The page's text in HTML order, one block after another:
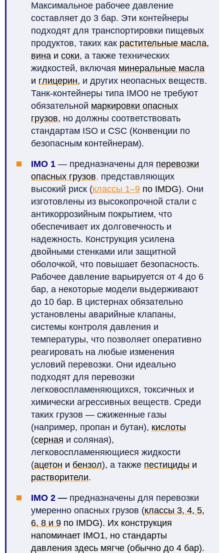
Максимальное рабочее давление
составляет до 3 бар. Эти контейнеры
подходят для транспортировки пищевых
продуктов, таких как растительные масла,
вина и соки, а также технических
жидкостей, включая минеральные масла
и глицерин, и других неопасных веществ.
Танк-контейнеры типа IMO0 не требуют
обязательной маркировки опасных
грузов, но должны соответствовать
стандартам ISO и CSC (Конвенции по
безопасным контейнерам).
IMO 1 — предназначены для перевозки
опасных грузов, представляющих
высокий риск (классы 1–9 по IMDG). Они
изготовлены из высокопрочной стали с
антикоррозийным покрытием, что
обеспечивает их долговечность и
надежность. Конструкция усилена
двойными стенками или защитной
оболочкой, что повышает безопасность.
Рабочее давление варьируется от 4 до 6
бар, а некоторые модели выдерживают
до 10 бар. В цистернах обязательно
установлены аварийные клапаны,
системы контроля давления и
температуры, что позволяет оперативно
реагировать на любые изменения
условий перевозки. Они идеально
подходят для перевозки
легковоспламеняющихся, токсичных и
химически агрессивных веществ. Среди
таких грузов — сжиженные газы
(например, пропан и бутан), кислоты
(серная и соляная),
легковоспламеняющиеся жидкости
(ацетон и бензол), а также пестициды и
растворители.
IMO 2 — предназначены для перевозки
умеренно опасных грузов (классы 3, 4, 5,
6, 8 и 9 по IMDG). Их конструкция
напоминает IMO1, но стандарты
давления здесь мягче (обычно до 4 бар).